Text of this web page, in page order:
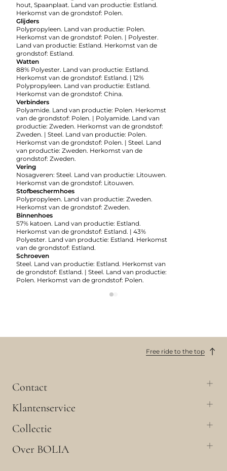
hout, Spaanplaat. Land van productie: Estland.
Herkomst van de grondstof: Polen.
Glijders
Polypropyleen. Land van productie: Polen.
Herkomst van de grondstof: Polen. | Polyester.
Land van productie: Estland. Herkomst van de
grondstof: Estland.
Watten
88% Polyester. Land van productie: Estland.
Herkomst van de grondstof: Estland. | 12%
Polypropyleen. Land van productie: Estland.
Herkomst van de grondstof: China.
Verbinders
Polyamide. Land van productie: Polen. Herkomst
van de grondstof: Polen. | Polyamide. Land van
productie: Zweden. Herkomst van de grondstof:
Zweden. | Steel. Land van productie: Polen.
Herkomst van de grondstof: Polen. | Steel. Land
van productie: Zweden. Herkomst van de
grondstof: Zweden.
Vering
Nosagveren: Steel. Land van productie: Litouwen.
Herkomst van de grondstof: Litouwen.
Stofbeschermhoes
Polypropyleen. Land van productie: Zweden.
Herkomst van de grondstof: Zweden.
Binnenhoes
57% katoen. Land van productie: Estland.
Herkomst van de grondstof: Estland. | 43%
Polyester. Land van productie: Estland. Herkomst
van de grondstof: Estland.
Schroeven
Steel. Land van productie: Estland. Herkomst van
de grondstof: Estland. | Steel. Land van productie:
Polen. Herkomst van de grondstof: Polen.
Free ride to the top
Contact
Klantenservice
Collectie
Over BOLIA